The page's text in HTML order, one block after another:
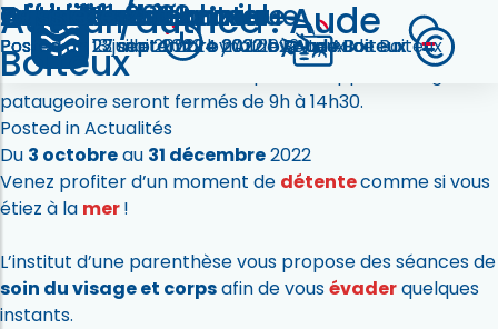
Auteur/autrice :Aude
Boiteux
Activité post-natale
Activité pré-natale
Club Ado
Aquafitness
Bassin balnéo
Triathlon
Posted on 27 septembre 2022byAude Boiteux
Le Cap acceuillera le triathlon de
Sartrouville le 9 octobre,
à cette occasion, les bassin sportif, d’apprentissage et la
pataugeoire seront fermés de 9h à 14h30.
Posted inActualités
Offre éveil à la mer
Posted on 22 septembre 2022byAude Boiteux
Du 3 octobreau 31 décembre2022
Venez profiter d’un moment de détentecomme si vous
étiez à la mer!
L’institut d’une parenthèse vous propose des séances de
soin du visage et corpsafin de vousévaderquelques
instants.
AquaCircuit
Fermeture technique
Posted on 13 juillet 2022byAude Boiteux
Pass été 2022
Posted on 23 mai 202224 mai 2022byAude Boiteux